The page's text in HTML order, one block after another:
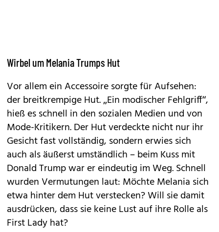
Wirbel um Melania Trumps Hut
Vor allem ein Accessoire sorgte für Aufsehen:
der breitkrempige Hut. „Ein modischer Fehlgriff“,
hieß es schnell in den sozialen Medien und von
Mode-Kritikern. Der Hut verdeckte nicht nur ihr
Gesicht fast vollständig, sondern erwies sich
auch als äußerst umständlich – beim Kuss mit
Donald Trumpwar er eindeutig im Weg. Schnell
wurden Vermutungen laut: Möchte Melania sich
etwa hinter dem Hut verstecken? Will sie damit
ausdrücken, dass sie keine Lust auf ihre Rolle als
First Lady hat?